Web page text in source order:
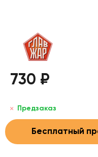
730 ₽
Предзаказ
Бесплатный